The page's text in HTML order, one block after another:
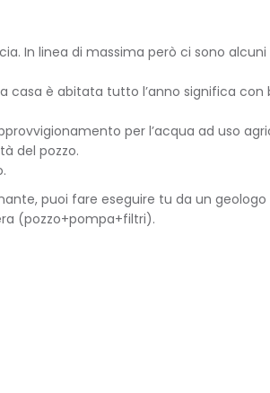
In linea di massima però ci sono
casa è abitata tutto l’anno significa con
per l’acqua ad uso
del pozzo.
puoi fare eseguire tu da un
(pozzo+pompa+filtri).